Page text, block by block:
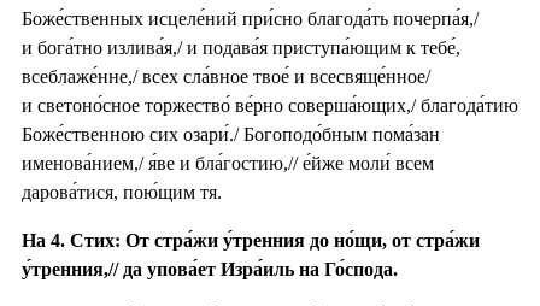
Боже́ственных исцеле́ний при́сно благода́ть почерпа́я,/
и бога́тно излива́я,/ и подава́я приступа́ющим к тебе́,
всеблаже́нне,/ всех сла́вное твое́ и всесвяще́нное/
и светоно́сное торжество́ ве́рно соверша́ющих,/ благода́тию
Боже́ственною сих озари́./ Богоподо́бным пома́зан
именова́нием,/ я́ве и бла́гостию,// е́йже моли́ всем
дарова́тися, пою́щим тя.
На 4. Стих: От стра́жи у́тренния до но́щи, от стра́жи
у́тренния,// да упова́ет Изра́иль на Го́спода.